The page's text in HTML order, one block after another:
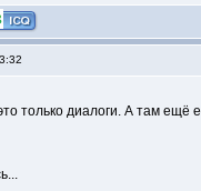
только диалоги. А там ещё